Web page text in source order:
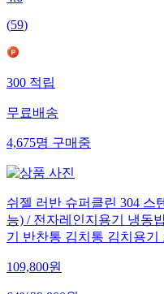
(59)
300적립
무료배송
4,675명구매중
쉬젤 러반 슈퍼클린 304 스
능) / 전자레인지용기 냉동
기 반찬통 김치통 김치용
109,800원